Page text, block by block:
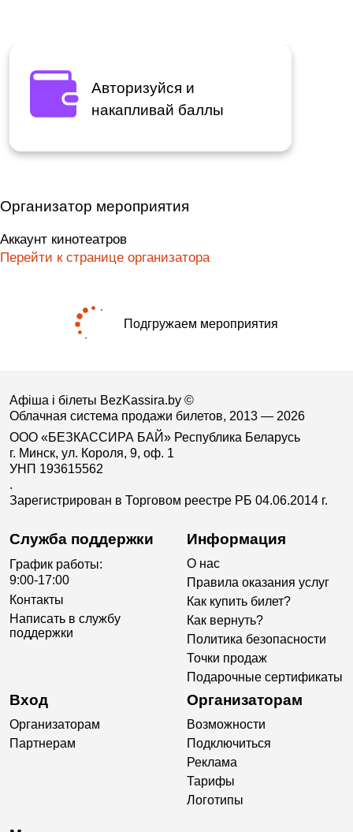
Авторизуйся и
накапливай баллы
Организатор мероприятия
Аккаунт кинотеатров
Перейти к странице организатора
Подгружаем мероприятия
Афіша і білеты BezKassira.by ©
Облачная система продажи билетов, 2013 — 2026
ООО «БЕЗКАССИРА БАЙ» Республика Беларусь
г. Минск, ул. Короля, 9, оф. 1
УНП 193615562
.
Зарегистрирован в Торговом реестре РБ 04.06.2014 г.
Служба поддержки
График работы:
9:00-17:00
Контакты
Написать в службу
поддержки
Информация
О нас
Правила оказания услуг
Как купить билет?
Как вернуть?
Политика безопасности
Точки продаж
Подарочные сертификаты
Вход
Организаторам
Партнерам
Организаторам
Возможности
Подключиться
Реклама
Тарифы
Логотипы